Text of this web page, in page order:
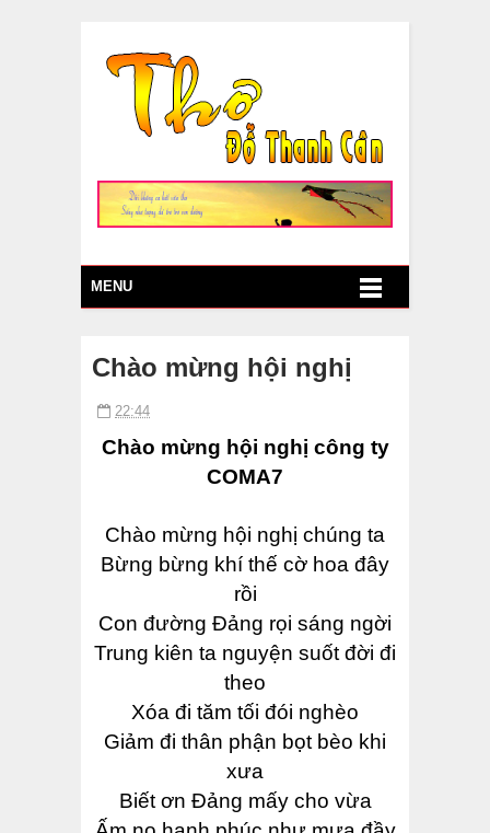
MENU
Chào mừng hội nghị
22:44
Chào mừng hội nghị công ty
COMA7
Chào mừng hội nghị chúng ta
Bừng bừng khí thế cờ hoa đây
rồi
Con đường Đảng rọi sáng ngời
Trung kiên ta nguyện suốt đời đi
theo
Xóa đi tăm tối đói nghèo
Giảm đi thân phận bọt bèo khi
xưa
Biết ơn Đảng mấy cho vừa